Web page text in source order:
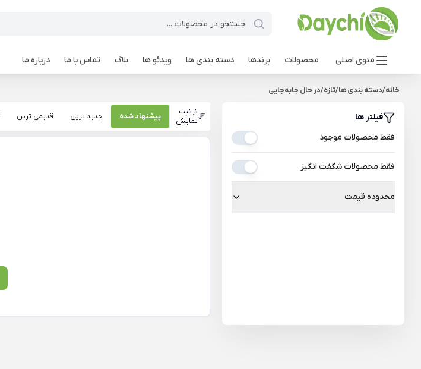
منوی اصلی محصولات برندها دسته بندی ها ویدئو ها بلاگ تماس با ما درباره ما
خانه/دسته بندی ها/تازه/در حال جابه‌جایی
فیلتر ها
فقط محصولات موجود
فقط محصولات شگفت انگیز
محدوده قیمت
ترتیب
نمایش:
پیشنهاد شده جدید ترین قدیمی ترین